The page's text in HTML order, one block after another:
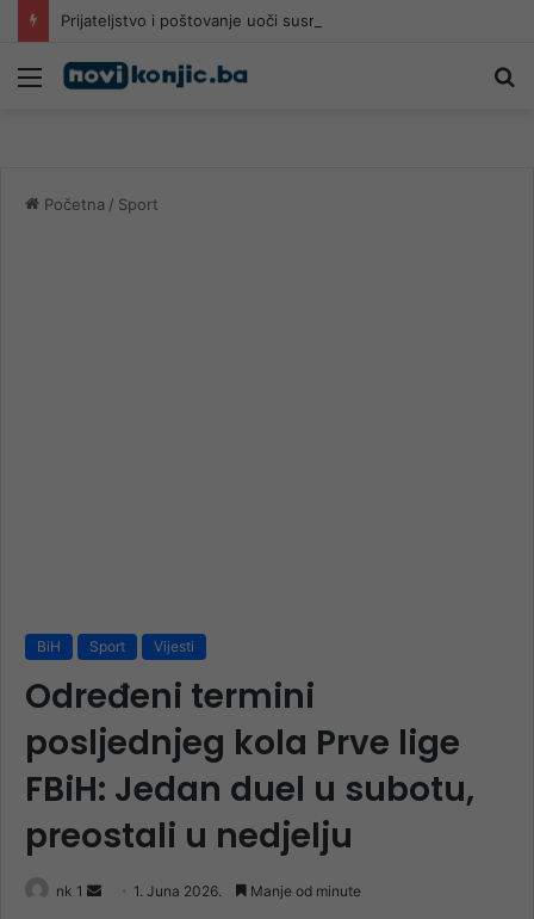
Prijateljstvo i poštovanje uoči susreta Igmana i Al Ahlija
Meni
Početna / Sport
BiH Sport Vijesti
Određeni termini
posljednjeg kola Prve lige
FBiH: Jedan duel u subotu,
preostali u nedjelju
nk 1
Send 1. Juna 2026. Manje od minute